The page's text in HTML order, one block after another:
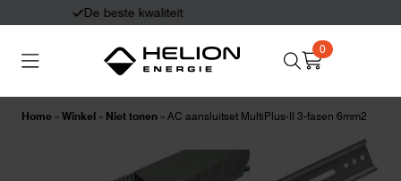
Eerlijk en deskundig advies
0
Home » Winkel » Niet tonen » AC aansluitset MultiPlus-II 3-fasen 6mm2
Thuisbatterijen Zonnepanelen
Aansluiten,
besturen en meten